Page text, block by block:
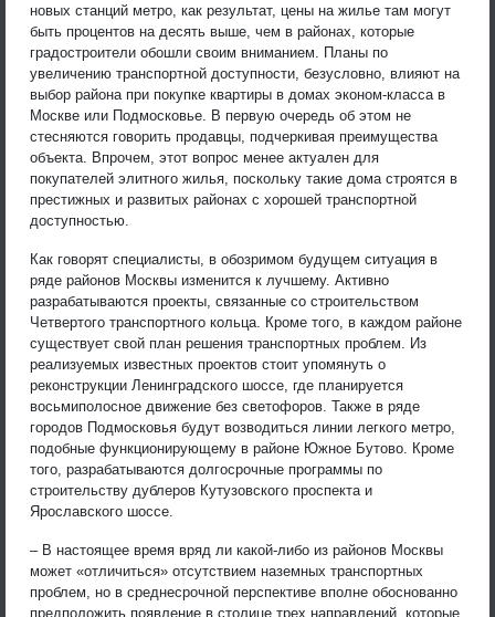
новых станций метро, как результат, цены на жилье там могут
быть процентов на десять выше, чем в районах, которые
градостроители обошли своим вниманием. Планы по
увеличению транспортной доступности, безусловно, влияют на
выбор района при покупке квартиры в домах эконом-класса в
Москве или Подмосковье. В первую очередь об этом не
стесняются говорить продавцы, подчеркивая преимущества
объекта. Впрочем, этот вопрос менее актуален для
покупателей элитного жилья, поскольку такие дома строятся в
престижных и развитых районах с хорошей транспортной
доступностью.
Как говорят специалисты, в обозримом будущем ситуация в
ряде районов Москвы изменится к лучшему. Активно
разрабатываются проекты, связанные со строительством
Четвертого транспортного кольца. Кроме того, в каждом районе
существует свой план решения транспортных проблем. Из
реализуемых известных проектов стоит упомянуть о
реконструкции Ленинградского шоссе, где планируется
восьмиполосное движение без светофоров. Также в ряде
городов Подмосковья будут возводиться линии легкого метро,
подобные функционирующему в районе Южное Бутово. Кроме
того, разрабатываются долгосрочные программы по
строительству дублеров Кутузовского проспекта и
Ярославского шоссе.
– В настоящее время вряд ли какой-либо из районов Москвы
может «отличиться» отсутствием наземных транспортных
проблем, но в среднесрочной перспективе вполне обоснованно
предположить появление в столице трех направлений, которые